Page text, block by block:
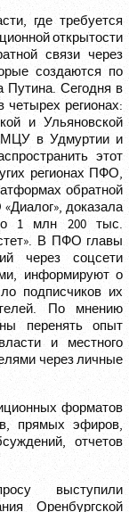
где требуется
открытости
связи через
создаются по
Путина. Сегодня в
регионах:
и Ульяновской
МЦУ в Удмуртии и
этот
регионах ПФО,
обратной
доказала
1 млн 200 тыс.
В ПФО главы
через соцсети
информируют о
подписчиков их
По мнению
перенять опыт
и местного
через личные
форматов
прямых эфиров,
отчетов
выступили
Оренбургской